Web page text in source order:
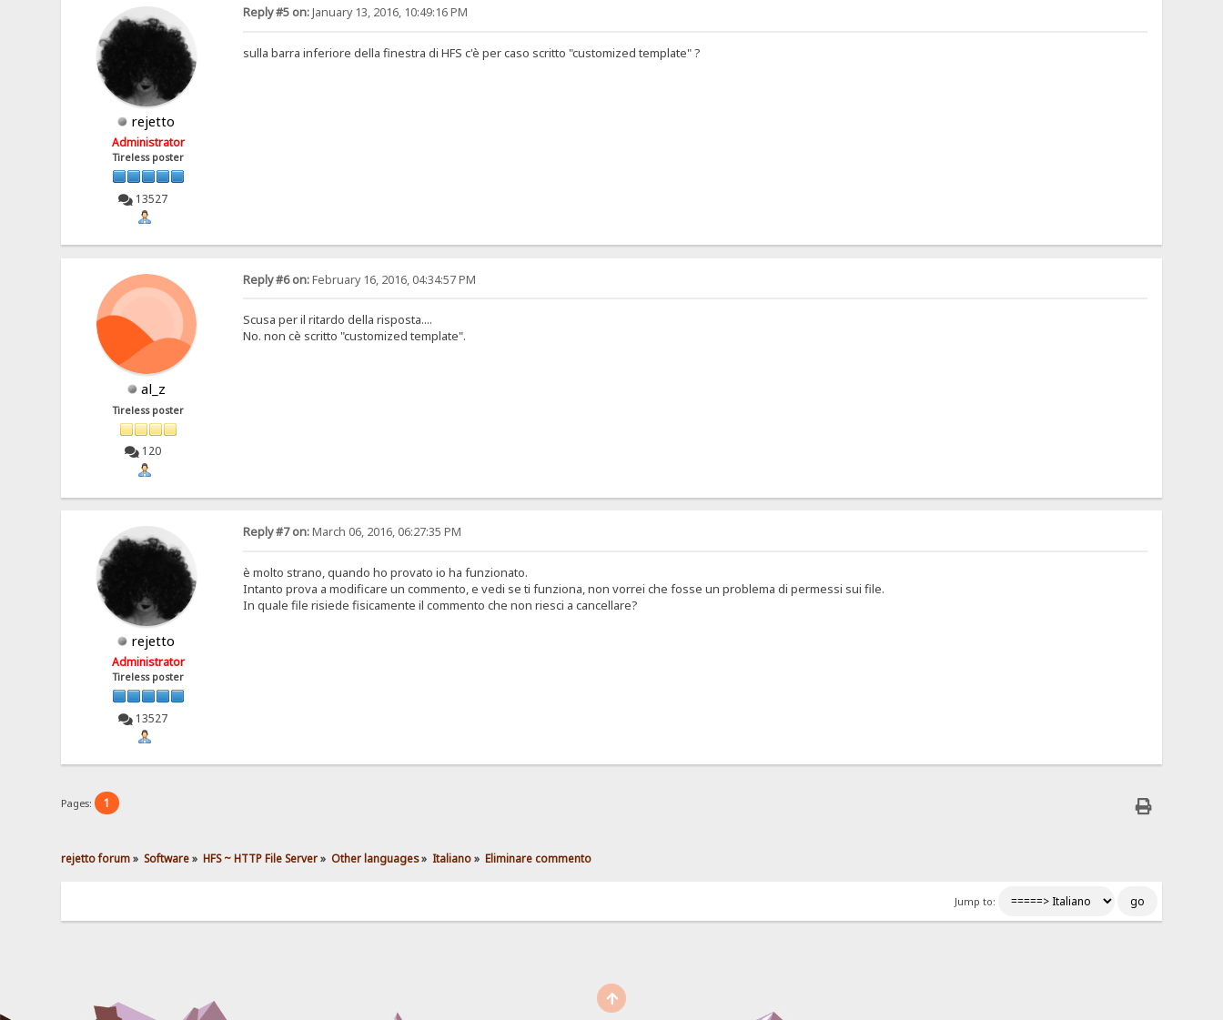
rejetto
Administrator
Tireless poster
13527
Reply #5 on:January 13, 2016, 10:49:16 PM
sulla barra inferiore della finestra di HFS c'è per caso scritto "customized template" ?
al_z
Tireless poster
120
Reply #6 on:February 16, 2016, 04:34:57 PM
Scusa per il ritardo della risposta....
No. non cè scritto "customized template".
rejetto
Administrator
Tireless poster
13527
Reply #7 on:March 06, 2016, 06:27:35 PM
è molto strano, quando ho provato io ha funzionato.
Intanto prova a modificare un commento, e vedi se ti funziona, non vorrei che fosse un problema di permessi sui file.
In quale file risiede fisicamente il commento che non riesci a cancellare?
Pages: 1
rejetto forum» Software» HFS ~ HTTP File Server» Other languages» Italiano» Eliminare commento
Jump to: